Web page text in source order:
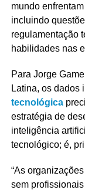
mundo
incluindo
regulamentação
habilidades nas
Para Jorge
Latina, os dados
tecnológica
estratégia de
inteligência
tecnológico; é,
“As
sem